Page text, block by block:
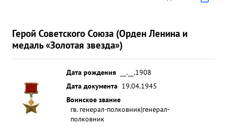
Герой Советского Союза (Орден Ленина и
медаль «Золотая звезда»)
Дата рождения
__.__.1908
Дата документа 19.04.1945
Воинское звание
гв. генерал-полковник|генерал-
полковник